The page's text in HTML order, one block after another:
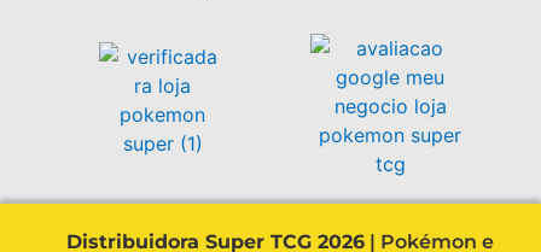
Distribuidora Super TCG 2026 | Pokémon e